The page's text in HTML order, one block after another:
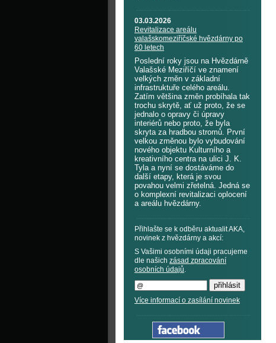
03.03.2026
Revitalizace areálu
valašskomeziříčské hvězdárny po
60 letech
Poslední roky jsou na Hvězdárně
Valašské Meziříčí ve znamení
velkých změn v základní
infrastruktuře celého areálu.
Zatím většina změn probíhala tak
trochu skrytě, ať už proto, že se
jednalo o opravy či úpravy
interiérů nebo proto, že byla
skryta za hradbou stromů. První
velkou změnou bylo vybudování
nového objektu Kulturního a
kreativního centra na ulici J. K.
Tyla a nyní se dostáváme do
další etapy, která je svou
povahou velmi zřetelná. Jedná se
o komplexní revitalizaci oplocení
a areálu hvězdárny.
Přihlašte se k odběru aktualit AKA,
novinek z hvězdárny a akcí:
S Vašimi osobními údaji pracujeme
dle našich zásad zpracování
osobních údajů.
Více informací o zasílání novinek